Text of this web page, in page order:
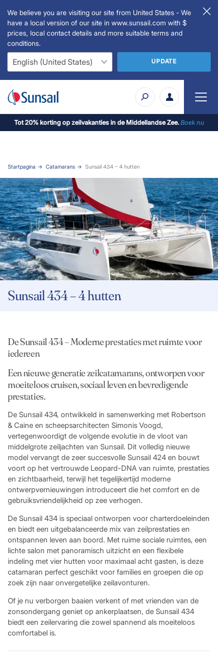
We believe you are visiting our site from United States - We
have a local version of our site in www.sunsail.com with $
prices, local contact details and more suitable terms and
conditions.
UPDATE
Tot 20% korting op zeilvakanties in de Middellandse Zee.Boek nu
Startpagina Catamarans Sunsail 434 – 4 hutten
Sunsail 434 – 4 hutten
De Sunsail 434 – Moderne prestaties met ruimte voor
iedereen
Een nieuwe generatie zeilcatamarans, ontworpen voor
moeiteloos cruisen, sociaal leven en bevredigende
prestaties.
De Sunsail 434, ontwikkeld in samenwerking met Robertson
& Caine en scheepsarchitecten Simonis Voogd,
vertegenwoordigt de volgende evolutie in de vloot van
middelgrote zeiljachten van Sunsail. Dit volledig nieuwe
model vervangt de zeer succesvolle Sunsail 424 en bouwt
voort op het vertrouwde Leopard-DNA van ruimte, prestaties
en zichtbaarheid, terwijl het tegelijkertijd moderne
ontwerpvernieuwingen introduceert die het comfort en de
gebruiksvriendelijkheid op zee verhogen.
De Sunsail 434 is speciaal ontworpen voor charterdoeleinden
en biedt een uitgebalanceerde mix van zeilprestaties en
ontspannen leven aan boord. Met ruime sociale ruimtes, een
lichte salon met panoramisch uitzicht en een flexibele
indeling met vier hutten voor maximaal acht gasten, is deze
catamaran perfect geschikt voor families en groepen die op
zoek zijn naar onvergetelijke zeilavonturen.
Of je nu verborgen baaien verkent of met vrienden van de
zonsondergang geniet op ankerplaatsen, de Sunsail 434
biedt een zeilervaring die zowel spannend als moeiteloos
comfortabel is.
Lichte, open woonruimtes